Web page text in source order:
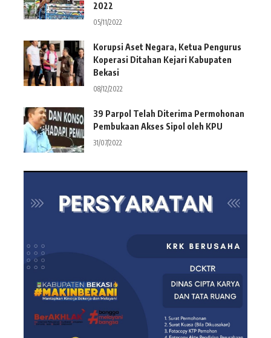
2022
05/11/2022
Korupsi Aset Negara, Ketua Pengurus
Koperasi Ditahan Kejari Kabupaten
Bekasi
08/12/2022
39 Parpol Telah Diterima Permohonan
Pembukaan Akses Sipol oleh KPU
31/07/2022